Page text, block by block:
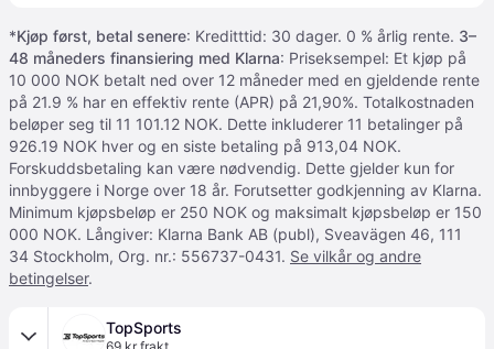
*Kjøp først, betal senere: Kreditttid: 30 dager. 0 % årlig rente. 3–
48 måneders finansiering med Klarna: Priseksempel: Et kjøp på
10 000 NOK betalt ned over 12 måneder med en gjeldende rente
på 21.9 % har en effektiv rente (APR) på 21,90%. Totalkostnaden
beløper seg til 11 101.12 NOK. Dette inkluderer 11 betalinger på
926.19 NOK hver og en siste betaling på 913,04 NOK.
Forskuddsbetaling kan være nødvendig. Dette gjelder kun for
innbyggere i Norge over 18 år. Forutsetter godkjenning av Klarna.
Minimum kjøpsbeløp er 250 NOK og maksimalt kjøpsbeløp er 150
000 NOK. Långiver: Klarna Bank AB (publ), Sveavägen 46, 111
34 Stockholm, Org. nr.: 556737-0431. Se vilkår og andre
betingelser.
TopSports